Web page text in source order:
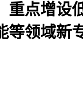
重点增设
等领域新